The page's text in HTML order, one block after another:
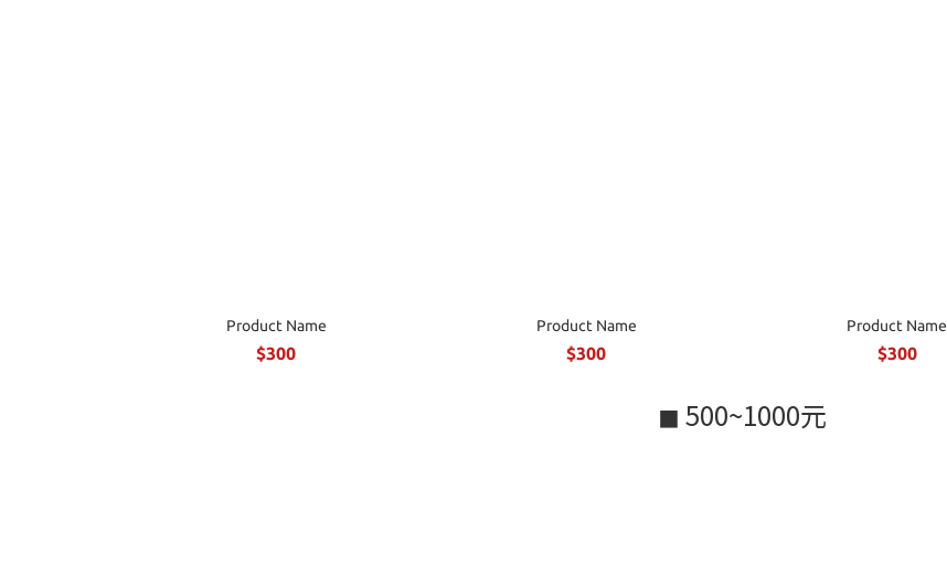
Product Name
$300
Product Name
$300
Product Name
$300
◼ 500~1000元